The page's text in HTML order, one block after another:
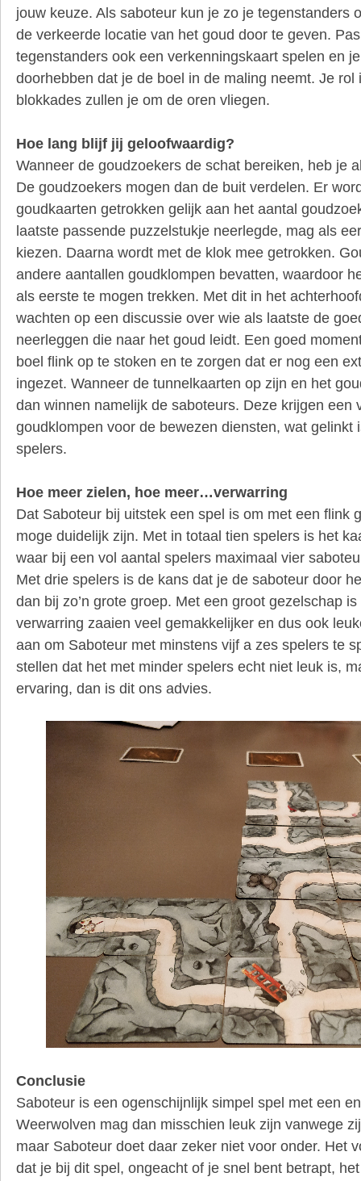
jouw keuze. Als saboteur kun je zo je tegenstanders
de verkeerde locatie van het goud door te geven.
tegenstanders ook een verkenningskaart spelen en
doorhebben dat je de boel in de maling neemt. Je rol
blokkades zullen je om de oren vliegen.
Hoe lang blijf jij geloofwaardig?
Wanneer de goudzoekers de schat bereiken, heb je
De goudzoekers mogen dan de buit verdelen. Er
goudkaarten getrokken gelijk aan het aantal
laatste passende puzzelstukje neerlegde, mag als
kiezen. Daarna wordt met de klok mee getrokken.
andere aantallen goudklompen bevatten, waardoor
als eerste te mogen trekken. Met dit in het
wachten op een discussie over wie als laatste de
neerleggen die naar het goud leidt. Een goed
boel flink op te stoken en te zorgen dat er nog een
ingezet. Wanneer de tunnelkaarten op zijn en het
dan winnen namelijk de saboteurs. Deze krijgen een
goudklompen voor de bewezen diensten, wat gelinkt
spelers.
Hoe meer zielen, hoe meer…verwarring
Dat Saboteur bij uitstek een spel is om met een flink
moge duidelijk zijn. Met in totaal tien spelers is het
waar bij een vol aantal spelers maximaal vier
Met drie spelers is de kans dat je de saboteur door
dan bij zo’n grote groep. Met een groot gezelschap
verwarring zaaien veel gemakkelijker en dus ook
aan om Saboteur met minstens vijf a zes spelers te
stellen dat het met minder spelers echt niet leuk is,
ervaring, dan is dit ons advies.
Conclusie
Saboteur is een ogenschijnlijk simpel spel met een
Weerwolven mag dan misschien leuk zijn vanwege
maar Saboteur doet daar zeker niet voor onder. Het
dat je bij dit spel, ongeacht of je snel bent betrapt,